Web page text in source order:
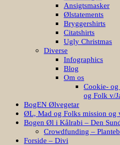
Ansigtsmasker
Ølstatements
Bryggershirts
Citatshirts
Ugly Christmas
Diverse
Infographics
Blog
Om os
Cookie-
og Folk v/
BogEN Ølvegetar
ØL, Mad og Folks mission og
Bogen Øl i Kålrabi – Den
Crowdfunding –
Forside – Divi